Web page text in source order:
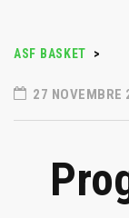
ASF BASKET >
27 NOVEMBRE